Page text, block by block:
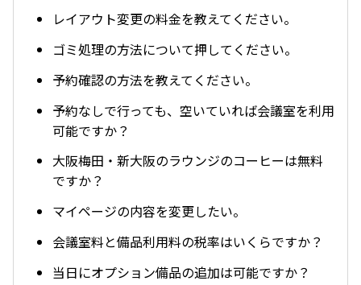
レイアウト変更の料金を教えてください。
ゴミ処理の方法について押してください。
予約確認の方法を教えてください。
予約なしで行っても、空いていれば会議室を利用
可能ですか？
大阪梅田・新大阪のラウンジのコーヒーは無料
ですか？
マイページの内容を変更したい。
会議室料と備品利用料の税率はいくらですか？
当日にオプション備品の追加は可能ですか？